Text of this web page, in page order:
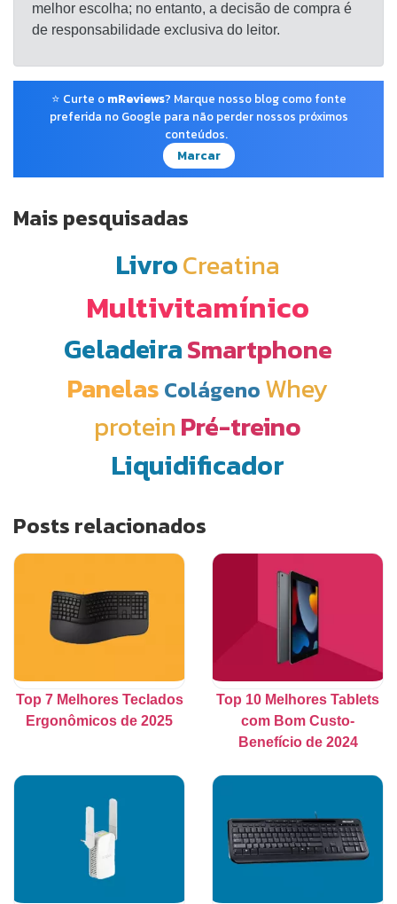
melhor escolha; no entanto, a decisão de compra é
de responsabilidade exclusiva do leitor.
⭐ Curte o mReviews? Marque nosso blog como fonte
preferida no Google para não perder nossos próximos
conteúdos.
Marcar
Mais pesquisadas
LivroCreatina
Multivitamínico
GeladeiraSmartphone
Panelas Colágeno Whey
proteinPré-treino
Liquidificador
Posts relacionados
Top 7 Melhores Teclados
Ergonômicos de 2025
Top 10 Melhores Tablets
com Bom Custo-
Benefício de 2024